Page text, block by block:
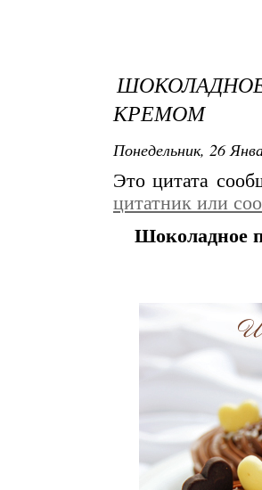
КРЕМОМ
Понедельник, 26
Это цитата
цитатник или
Шоколадное